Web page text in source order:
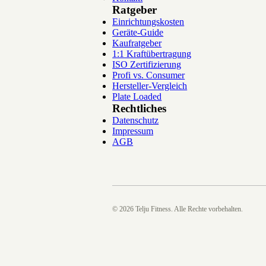
Ratgeber
Einrichtungskosten
Geräte-Guide
Kaufratgeber
1:1 Kraftübertragung
ISO Zertifizierung
Profi vs. Consumer
Hersteller-Vergleich
Plate Loaded
Rechtliches
Datenschutz
Impressum
AGB
©2026 Telju Fitness. Alle Rechte vorbehalten.